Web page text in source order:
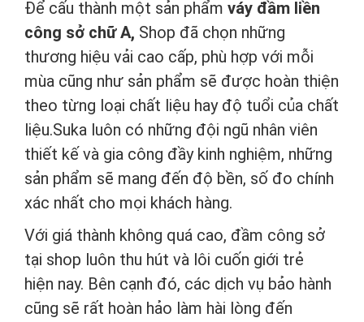
Để cấu thành một sản phẩm váy đầm liền
công sở chữ A, Shop đã chọn những
thương hiệu vải cao cấp, phù hợp với mỗi
mùa cũng như sản phẩm sẽ được hoàn thiện
theo từng loại chất liệu hay độ tuổi của chất
liệu.Suka luôn có những đội ngũ nhân viên
thiết kế và gia công đầy kinh nghiệm, những
sản phẩm sẽ mang đến độ bền, số đo chính
xác nhất cho mọi khách hàng.
Với giá thành không quá cao, đầm công sở
tại shop luôn thu hút và lôi cuốn giới trẻ
hiện nay. Bên cạnh đó, các dịch vụ bảo hành
cũng sẽ rất hoàn hảo làm hài lòng đến